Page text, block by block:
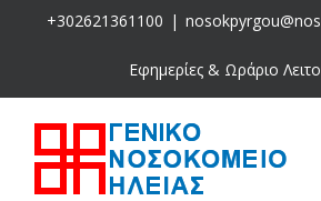
+302621361100 |
Εφημερίες & Ωράριο